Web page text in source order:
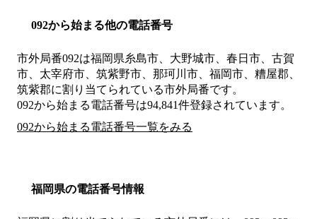
092から始まる他の電話番号
市外局番092は福岡県糸島市、大野城市、春日市、古賀
市、太宰府市、筑紫野市、那珂川市、福岡市、糟屋郡、
筑紫郡に割り当てられている市外局番です。
092から始まる電話番号は94,841件登録されています。
092から始まる電話番号一覧をみる
福岡県の電話番号情報